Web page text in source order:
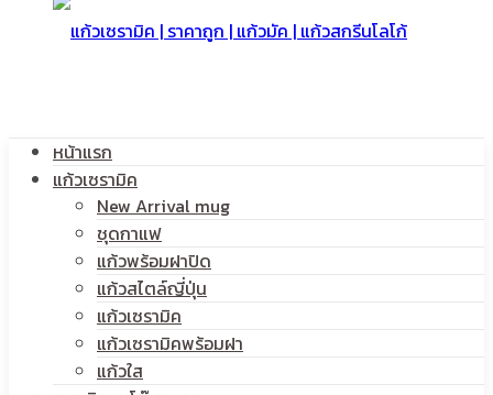
หน้าแรก
แก้วเซรามิค
New Arrival mug
ชุดกาแฟ
แก้วพร้อมฝาปิด
แก้วสไตล์ญี่ปุ่น
แก้วเซรามิค
แก้วเซรามิคพร้อมฝา
แก้วใส